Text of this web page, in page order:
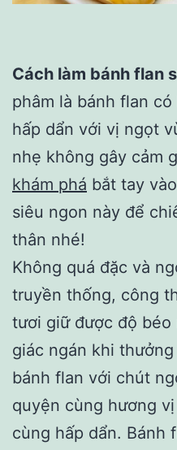
Cách làm bánh flan
phâm là bánh flan
hấp dẩn với vị ngọt
nhẹ không gây cảm
khám phá bắt tay
siêu ngon này để
thân nhé!
Không quá đặc và
truyền thống, công
tươi giữ được độ béo
giác ngán khi
bánh flan với chút
quyện cùng hương
cùng hấp dẩn. Bánh